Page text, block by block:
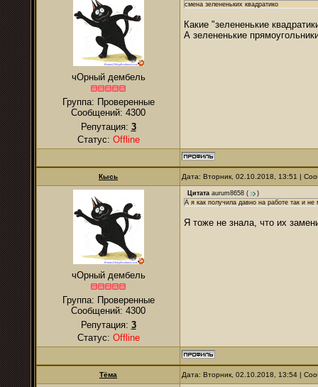
чОрный дембель
Группа: Проверенные
Сообщений: 4300
Репутация: 3
Статус: Offline
смена зелененьких квадратико
Какие "зелененькие
А зелененькие
Кысь Дата: Вторник, 02.10.2018, 13:51 |
чОрный дембель
Группа: Проверенные
Сообщений: 4300
Репутация: 3
Статус: Offline
Цитата aurum8658 (
)
А я как получила давно на работе так и
Я тоже не знала, что их
Тёма Дата: Вторник, 02.10.2018, 13:54 |